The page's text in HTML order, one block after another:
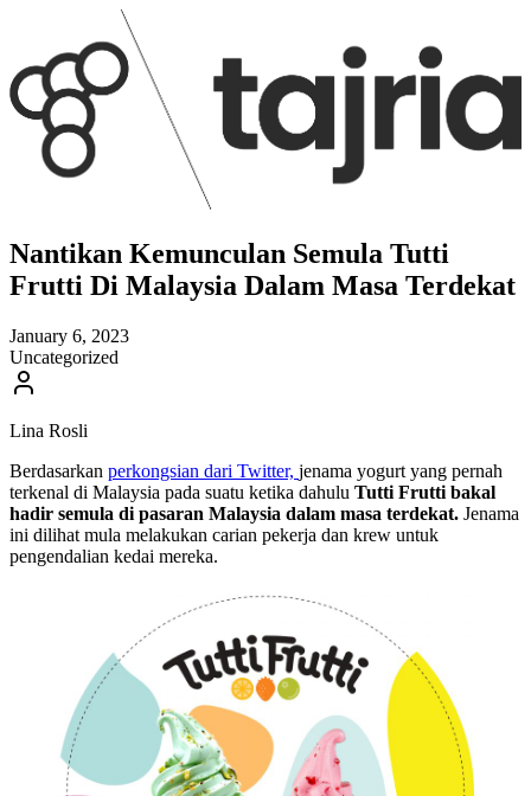
Nantikan Kemunculan Semula Tutti
Frutti Di Malaysia Dalam Masa Terdekat
January 6, 2023
Uncategorized
Lina Rosli
Berdasarkan perkongsian dari Twitter, jenama yogurt yang pernah
terkenal di Malaysia pada suatu ketika dahulu Tutti Frutti bakal
hadir semula di pasaran Malaysia dalam masa terdekat. Jenama
ini dilihat mula melakukan carian pekerja dan krew untuk
pengendalian kedai mereka.